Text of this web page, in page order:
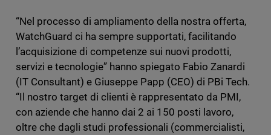
“Nel processo di ampliamento della nostra offerta,
WatchGuard ci ha sempre supportati, facilitando
l’acquisizione di competenze sui nuovi prodotti,
servizi e tecnologie” hanno spiegato Fabio Zanardi
(IT Consultant) e Giuseppe Papp (CEO) di PBi Tech.
“Il nostro target di clienti è rappresentato da PMI,
con aziende che hanno dai 2 ai 150 posti lavoro,
oltre che dagli studi professionali (commercialisti,